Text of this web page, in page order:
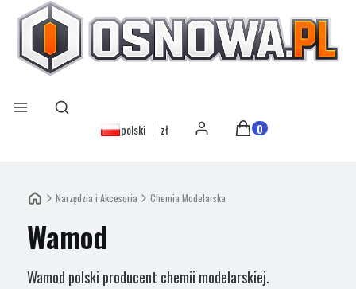
Menu Otwórz wyszukiwarkę
Szukaj
polski zł Zaloguj sięProdukty w koszyku:
Koszyk
Narzędzia i Akcesoria Chemia Modelarska
Wamod
Wamod polski producent chemii modelarskiej.